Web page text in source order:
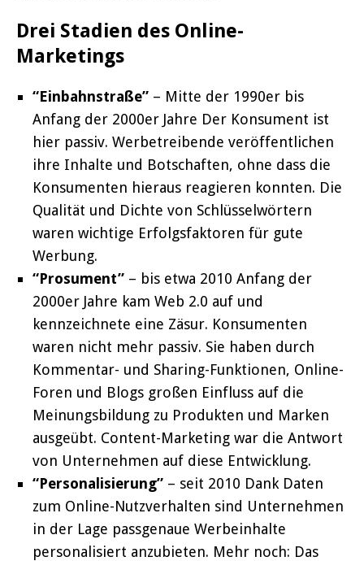
Drei Stadien des Online-
Marketings
“Einbahnstraße” – Mitte der 1990er bis
Anfang der 2000er Jahre Der Konsument ist
hier passiv. Werbetreibende veröffentlichen
ihre Inhalte und Botschaften, ohne dass die
Konsumenten hieraus reagieren konnten. Die
Qualität und Dichte von Schlüsselwörtern
waren wichtige Erfolgsfaktoren für gute
Werbung.
“Prosument” – bis etwa 2010 Anfang der
2000er Jahre kam Web 2.0 auf und
kennzeichnete eine Zäsur. Konsumenten
waren nicht mehr passiv. Sie haben durch
Kommentar- und Sharing-Funktionen, Online-
Foren und Blogs großen Einfluss auf die
Meinungsbildung zu Produkten und Marken
ausgeübt. Content-Marketing war die Antwort
von Unternehmen auf diese Entwicklung.
“Personalisierung” – seit 2010 Dank Daten
zum Online-Nutzverhalten sind Unternehmen
in der Lage passgenaue Werbeinhalte
personalisiert anzubieten. Mehr noch: Das